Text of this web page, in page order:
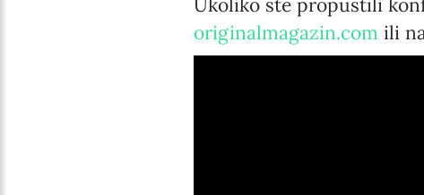
Ukoliko ste propustili
originalmagazin.com ili